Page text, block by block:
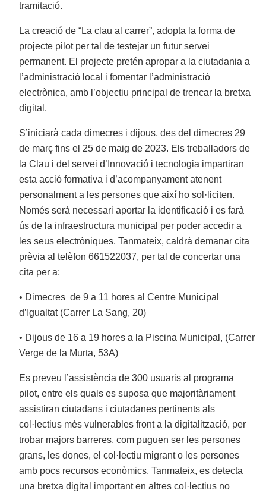
tramitació.
La creació de “La clau al carrer”, adopta la forma de
projecte pilot per tal de testejar un futur servei
permanent. El projecte pretén apropar a la ciutadania a
l’administració local i fomentar l’administració
electrònica, amb l’objectiu principal de trencar la bretxa
digital.
S’iniciarà cada dimecres i dijous, des del dimecres 29
de març fins el 25 de maig de 2023. Els treballadors de
la Clau i del servei d’Innovació i tecnologia impartiran
esta acció formativa i d’acompanyament atenent
personalment a les persones que així ho sol·liciten.
Només serà necessari aportar la identificació i es farà
ús de la infraestructura municipal per poder accedir a
les seus electròniques. Tanmateix, caldrà demanar cita
prèvia al telèfon 661522037, per tal de concertar una
cita per a:
• Dimecres de 9 a 11 hores al Centre Municipal
d’Igualtat (Carrer La Sang, 20)
• Dijous de 16 a 19 hores a la Piscina Municipal, (Carrer
Verge de la Murta, 53A)
Es preveu l’assistència de 300 usuaris al programa
pilot, entre els quals es suposa que majoritàriament
assistiran ciutadans i ciutadanes pertinents als
col·lectius més vulnerables front a la digitalització, per
trobar majors barreres, com puguen ser les persones
grans, les dones, el col·lectiu migrant o les persones
amb pocs recursos econòmics. Tanmateix, es detecta
una bretxa digital important en altres col·lectius no